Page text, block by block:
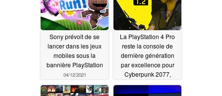
Sony prévoit de se
lancer dans les jeux
mobiles sous la
bannière PlayStation
04/12/2021
La PlayStation 4 Pro
reste la console de
dernière génération
par excellence pour
Cyberpunk 2077,
même avec le patch
1.204/08/2021